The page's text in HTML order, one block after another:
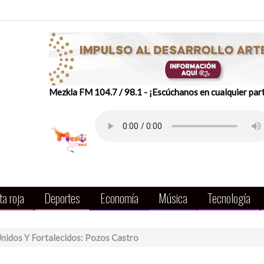
Mezkla FM 104.7 / 98.1 - ¡Escúchanos en cualquier
roja Deportes Economía Música Tecnología
Y Fortalecidos: Pozos Castro